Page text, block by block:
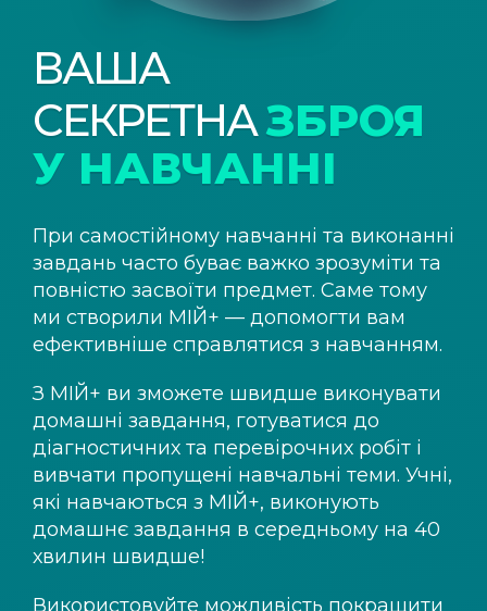
ВАША
СЕКРЕТНАЗБРОЯ
У НАВЧАННІ
При самостійному навчанні та виконанні
завдань часто буває важко зрозуміти та
повністю засвоїти предмет. Саме тому
ми створили МІЙ+ — допомогти вам
ефективніше справлятися з навчанням.
З МІЙ+ ви зможете швидше виконувати
домашні завдання, готуватися до
діагностичних та перевірочних робіт і
вивчати пропущені навчальні теми. Учні,
які навчаються з МІЙ+, виконують
домашнє завдання в середньому на 40
хвилин швидше!
Використовуйте можливість покращити